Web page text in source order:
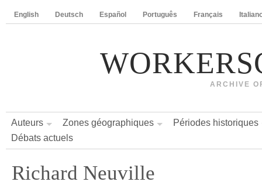
English Deutsch Español Português Français
ARCHIVE
Auteurs Zones géographiques
Périodes historiques
Débats actuels
Richard Neuville